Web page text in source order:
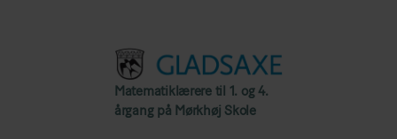
Matematiklærere til 1. og 4.
årgang på Mørkhøj Skole